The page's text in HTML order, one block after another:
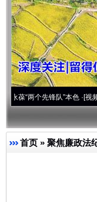
先锋队”本色·[视频]牢记初心
首页 » 聚焦廉政法